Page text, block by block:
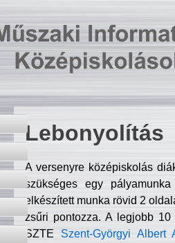
Lebonyolítás
A versenyre középiskolás
szükséges egy
elkészített munka rövid 2
zsűri pontozza. A legjobb
SZTE Szent-Györgyi Albert